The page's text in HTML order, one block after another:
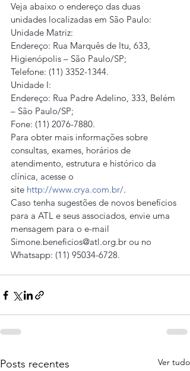
Veja abaixo o endereço das duas
unidades localizadas em São Paulo:
Unidade Matriz:
Endereço: Rua Marquês de Itu, 633,
Higienópolis – São Paulo/SP;
Telefone: (11) 3352-1344.
Unidade I:
Endereço: Rua Padre Adelino, 333, Belém
– São Paulo/SP;
Fone: (11) 2076-7880.
Para obter mais informações sobre
consultas, exames, horários de
atendimento, estrutura e histórico da
clínica, acesse o
site http://www.crya.com.br/.
Caso tenha sugestões de novos benefícios
para a ATL e seus associados, envie uma
mensagem para o e-mail
Simone.beneficios@atl.org.br ou no
Whatsapp: (11) 95034-6728.
Posts recentes Ver tudo